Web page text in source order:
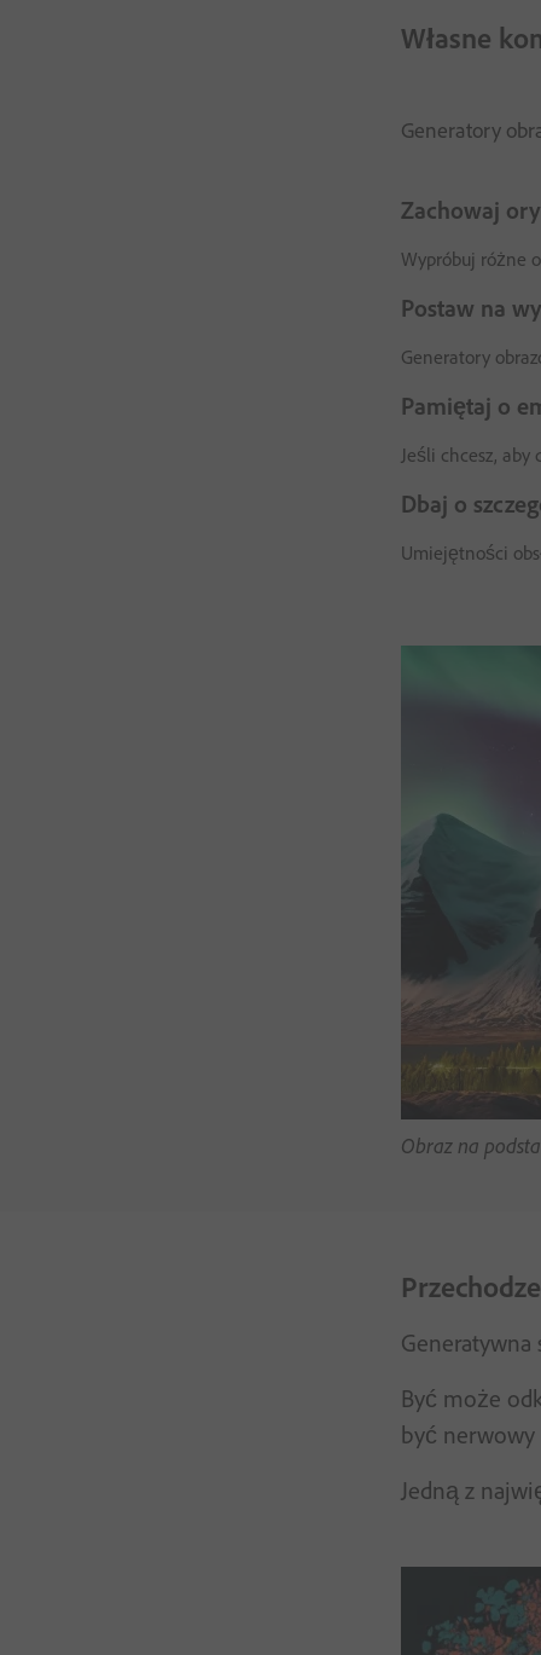
Własne
Generatory
Zachowaj
Wypróbuj różne
Postaw na
Generatory
Pamiętaj o
Jeśli chcesz,
Dbaj o
Umiejętności
Obraz na
Być może
być nerwowy
Jedną z